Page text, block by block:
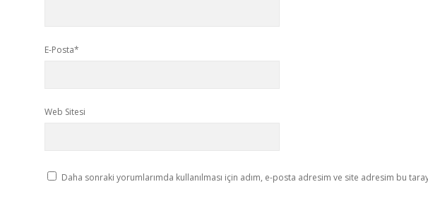
E-Posta*
Web Sitesi
Daha sonraki yorumlarımda kullanılması için adım, e-posta adresim ve site adresim bu